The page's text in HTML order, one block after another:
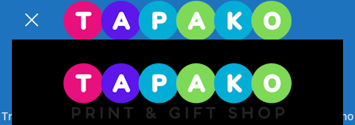
VAŽNO OBAVEŠTENJE!
Trenutno smo na godišnjem odmoru.
Nove porudžbine primamo